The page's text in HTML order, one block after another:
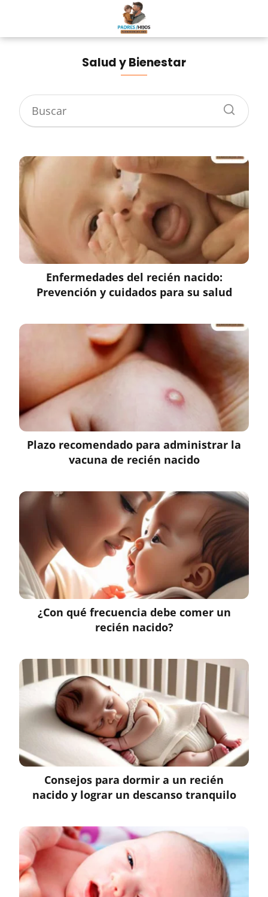
Salud y Bienestar
Enfermedades del recién nacido:
Prevención y cuidados para su salud
Plazo recomendado para administrar la
vacuna de recién nacido
¿Con qué frecuencia debe comer un
recién nacido?
Consejos para dormir a un recién
nacido y lograr un descanso tranquilo